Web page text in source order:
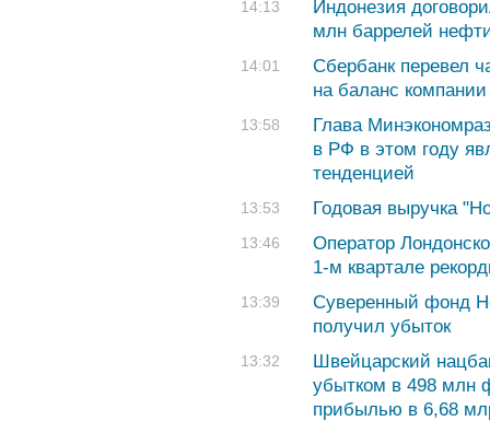
14:13
Индонезия
млн баррелей
14:01
Сбербанк перевел
на баланс
13:58
Глава
в РФ в этом году
тенденцией
13:53 Годовая выручка
13:46
Оператор
1-м квартале
13:39
Суверенный фонд
получил убыток
13:32
Швейцарский
убытком в 498 млн
прибылью в 6,68